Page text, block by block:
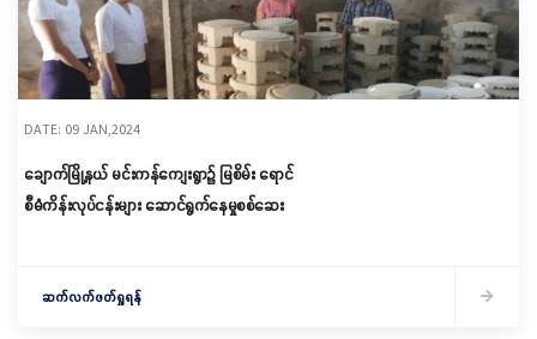
DATE: 09 JAN,2024
ချောက်မြို့နယ် မင်းကန်ကျေးရွာ၌ မြစိမ်း ရောင်
စီမံကိန်းလုပ်ငန်းများ ဆောင်ရွက်နေမှုစစ်ဆေး
ဆက်လက်ဖတ်ရှုရန်